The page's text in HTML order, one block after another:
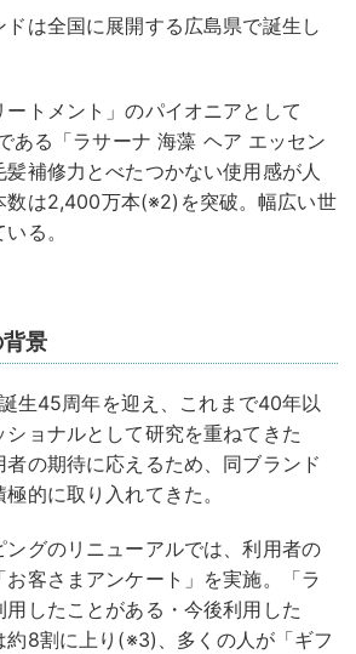
ドは全国に展開する広島県で誕生し
ートメント」のパイオニアとして
ある「ラサーナ 海藻 ヘア エッセン
補修⼒とべたつかない使⽤感が⼈
数は2,400万本(※2)を突破。幅広い世
る。
景
生45周年を迎え、これまで40年以
ョナルとして研究を重ねてきた
者の期待に応えるため、同ブランド
的に取り入れてきた。
グのリニューアルでは、利用者の
客さまアンケート」を実施。「ラ
したことがある・今後利用した
約8割に上り(※3)、多くの人が「ギフ